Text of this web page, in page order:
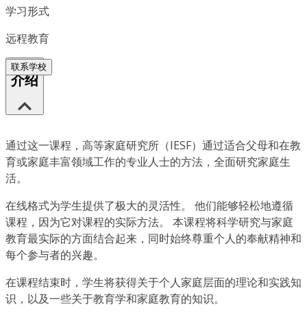
学习形式
远程教育
联系学校
介绍
通过这一课程，高等家庭研究所（IESF）通过适合父母和在教
育或家庭丰富领域工作的专业人士的方法，全面研究家庭生
活。
在线格式为学生提供了极大的灵活性。 他们能够轻松地遵循
课程，因为它对课程的实际方法。 本课程将科学研究与家庭
教育最实际的方面结合起来，同时始终尊重个人的奉献精神和
每个参与者的兴趣。
在课程结束时，学生将获得关于个人家庭层面的理论和实践知
识，以及一些关于教育学和家庭教育的知识。